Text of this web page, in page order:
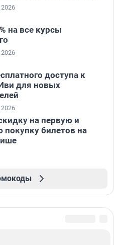
2026
на все курсы
2026
доступа к
для новых
2026
на первую и
покупку билетов на